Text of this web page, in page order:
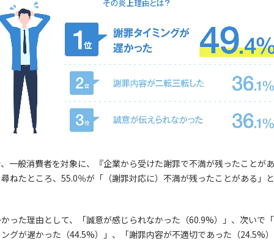
一般消費者を対象に、『企業から受けた謝罪で不満が残ったことが
ねたところ、55.0％が「（謝罪対応に）不満が残ったことがある」
った理由として、「誠意が感じられなかった（60.9%）」、次いで
グが遅かった（44.5%）」、「謝罪内容が不適切であった（24.5%